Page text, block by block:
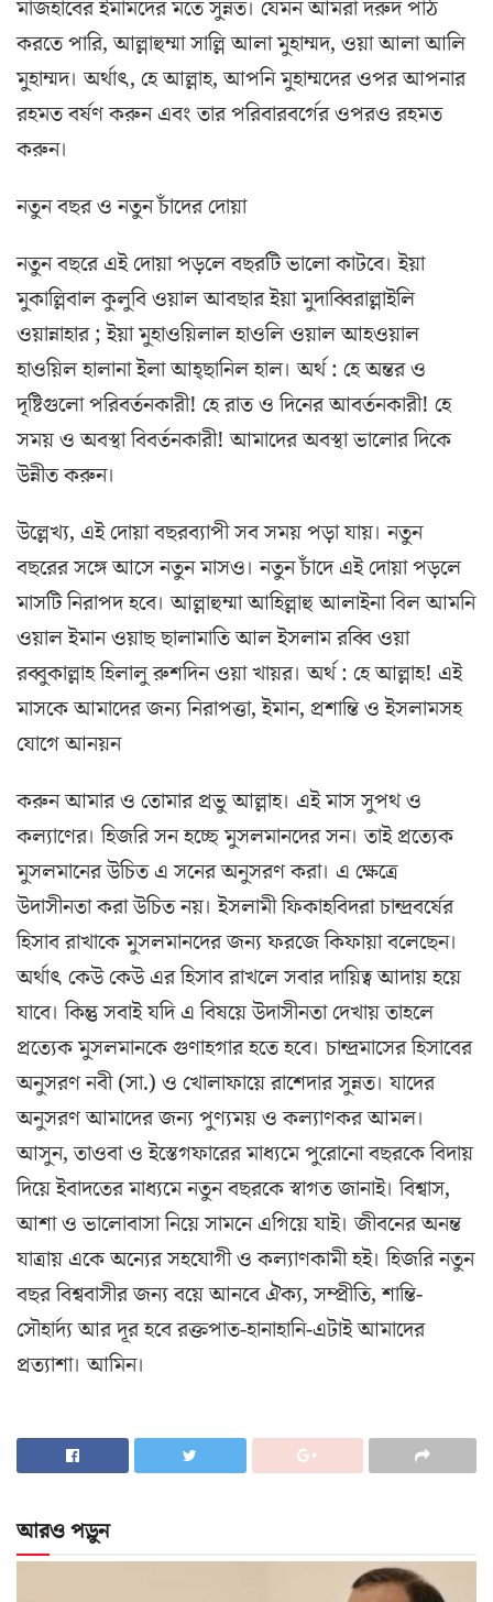
মাজহাবের ইমামদের মতে সুন্নত। যেমন আমরা দরুদ পাঠ
করতে পারি, আল্লাহুম্মা সাল্লি আলা মুহাম্মদ, ওয়া আলা আলি
মুহাম্মদ। অর্থাৎ, হে আল্লাহ, আপনি মুহাম্মদের ওপর আপনার
রহমত বর্ষণ করুন এবং তার পরিবারবর্গের ওপরও রহমত
করুন।
নতুন বছর ও নতুন চাঁদের দোয়া
নতুন বছরে এই দোয়া পড়লে বছরটি ভালো কাটবে। ইয়া
মুকাল্লিবাল কুলুবি ওয়াল আবছার ইয়া মুদাব্বিরাল্লাইলি
ওয়ান্নাহার ; ইয়া মুহাওয়িলাল হাওলি ওয়াল আহওয়াল
হাওয়িল হালানা ইলা আহ্ছানিল হাল। অর্থ : হে অন্তর ও
দৃষ্টিগুলো পরিবর্তনকারী! হে রাত ও দিনের আবর্তনকারী! হে
সময় ও অবস্থা বিবর্তনকারী! আমাদের অবস্থা ভালোর দিকে
উন্নীত করুন।
উল্লেখ্য, এই দোয়া বছরব্যাপী সব সময় পড়া যায়। নতুন
বছরের সঙ্গে আসে নতুন মাসও। নতুন চাঁদে এই দোয়া পড়লে
মাসটি নিরাপদ হবে। আল্লাহুম্মা আহিল্লাহু আলাইনা বিল আমনি
ওয়াল ইমান ওয়াছ ছালামাতি আল ইসলাম রব্বি ওয়া
রব্বুকাল্লাহ হিলালু রুশদিন ওয়া খায়র। অর্থ : হে আল্লাহ! এই
মাসকে আমাদের জন্য নিরাপত্তা, ইমান, প্রশান্তি ও ইসলামসহ
যোগে আনয়ন
করুন আমার ও তোমার প্রভু আল্লাহ। এই মাস সুপথ ও
কল্যাণের। হিজরি সন হচ্ছে মুসলমানদের সন। তাই প্রত্যেক
মুসলমানের উচিত এ সনের অনুসরণ করা। এ ক্ষেত্রে
উদাসীনতা করা উচিত নয়। ইসলামী ফিকাহবিদরা চান্দ্রবর্ষের
হিসাব রাখাকে মুসলমানদের জন্য ফরজে কিফায়া বলেছেন।
অর্থাৎ কেউ কেউ এর হিসাব রাখলে সবার দায়িত্ব আদায় হয়ে
যাবে। কিন্তু সবাই যদি এ বিষয়ে উদাসীনতা দেখায় তাহলে
প্রত্যেক মুসলমানকে গুণাহগার হতে হবে। চান্দ্রমাসের হিসাবের
অনুসরণ নবী (সা.) ও খোলাফায়ে রাশেদার সুন্নত। যাদের
অনুসরণ আমাদের জন্য পুণ্যময় ও কল্যাণকর আমল।
আসুন, তাওবা ও ইস্তেগফারের মাধ্যমে পুরোনো বছরকে বিদায়
দিয়ে ইবাদতের মাধ্যমে নতুন বছরকে স্বাগত জানাই। বিশ্বাস,
আশা ও ভালোবাসা নিয়ে সামনে এগিয়ে যাই। জীবনের অনন্ত
যাত্রায় একে অন্যের সহযোগী ও কল্যাণকামী হই। হিজরি নতুন
বছর বিশ্ববাসীর জন্য বয়ে আনবে ঐক্য, সম্প্রীতি, শান্তি-
সৌহার্দ্য আর দূর হবে রক্তপাত-হানাহানি-এটাই আমাদের
প্রত্যাশা। আমিন।
আরও পড়ুন